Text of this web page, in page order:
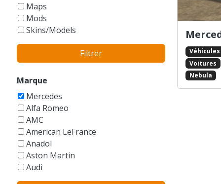
Maps
Mods
Skins/Models
Filtrer
Marque
Mercedes
Alfa Romeo
AMC
American LeFrance
Anadol
Aston Martin
Audi
Austin
Véhicules
Voitures
Nebula